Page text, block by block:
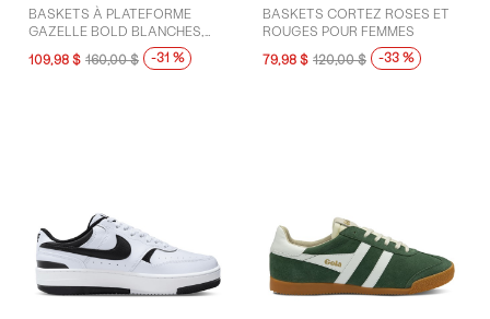
BASKETS À PLATEFORME
GAZELLE BOLD BLANCHES,
VERTES ET BRUNES POUR
FEMMES
109,98 $ 160,00 $ -31 %
BASKETS CORTEZ ROSES ET
ROUGES POUR FEMMES
79,98 $ 120,00 $ -33 %